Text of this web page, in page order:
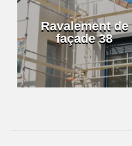
Ravalement de
façade 38